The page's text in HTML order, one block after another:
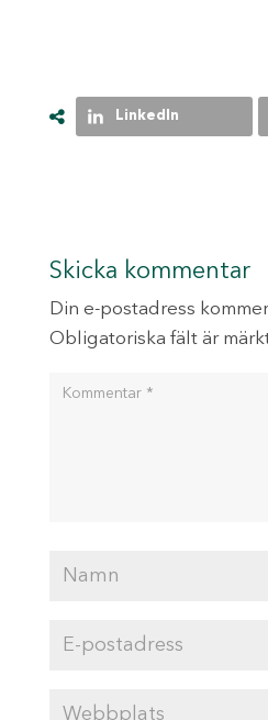
LinkedIn
Skicka kommentar
Din e-postadress
Obligatoriska fält är